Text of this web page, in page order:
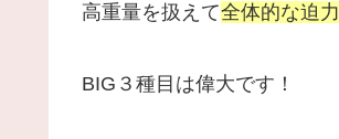
高重量を扱えて全体的な迫
BIG３種目は偉大です！